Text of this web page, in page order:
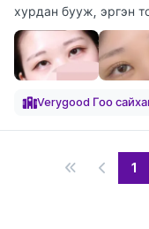
хурдан бууж, эргэн
Verygood Гоо
1